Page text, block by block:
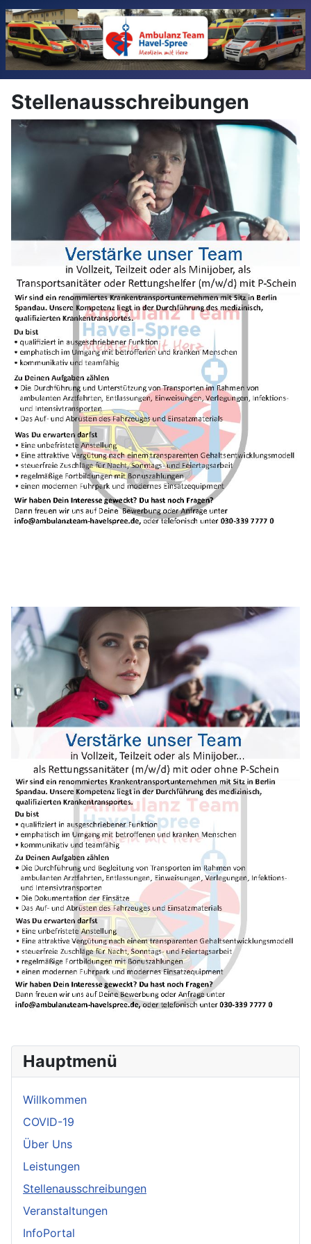
Stellenausschreibungen
Hauptmenü
Willkommen
COVID-19
Über Uns
Leistungen
Stellenausschreibungen
Veranstaltungen
InfoPortal